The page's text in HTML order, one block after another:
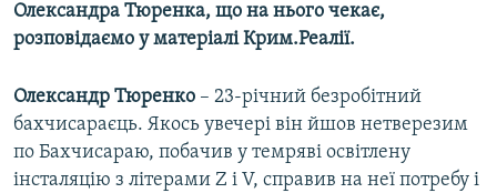
Олександра Тюренка, що на нього чекає,
розповідаємо у матеріалі Крим.Реалії.
Олександр Тюренко – 23-річний безробітний
бахчисараєць. Якось увечері він йшов нетверезим
по Бахчисараю, побачив у темряві освітлену
інсталяцію з літерами Z і V, справив на неї потребу і